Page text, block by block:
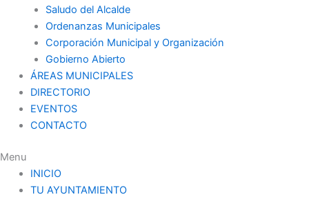
Saludo del Alcalde
Ordenanzas Municipales
Corporación Municipal y Organización
Gobierno Abierto
ÁREAS MUNICIPALES
DIRECTORIO
EVENTOS
CONTACTO
Menu
INICIO
TU AYUNTAMIENTO